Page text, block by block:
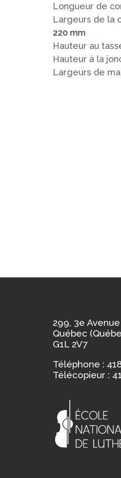
Longueur de
Largeurs de la
220 mm
Hauteur au
Hauteur à la
Largeurs de
299, 3e Avenue
Québec
G1L 2V7
Téléphone :
Télécopieur :